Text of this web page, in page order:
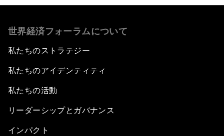
世界経済フォーラムについて
私たちのストラテジー
私たちのアイデンティティ
私たちの活動
リーダーシップとガバナンス
インパクト